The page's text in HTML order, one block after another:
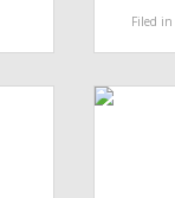
Filed in